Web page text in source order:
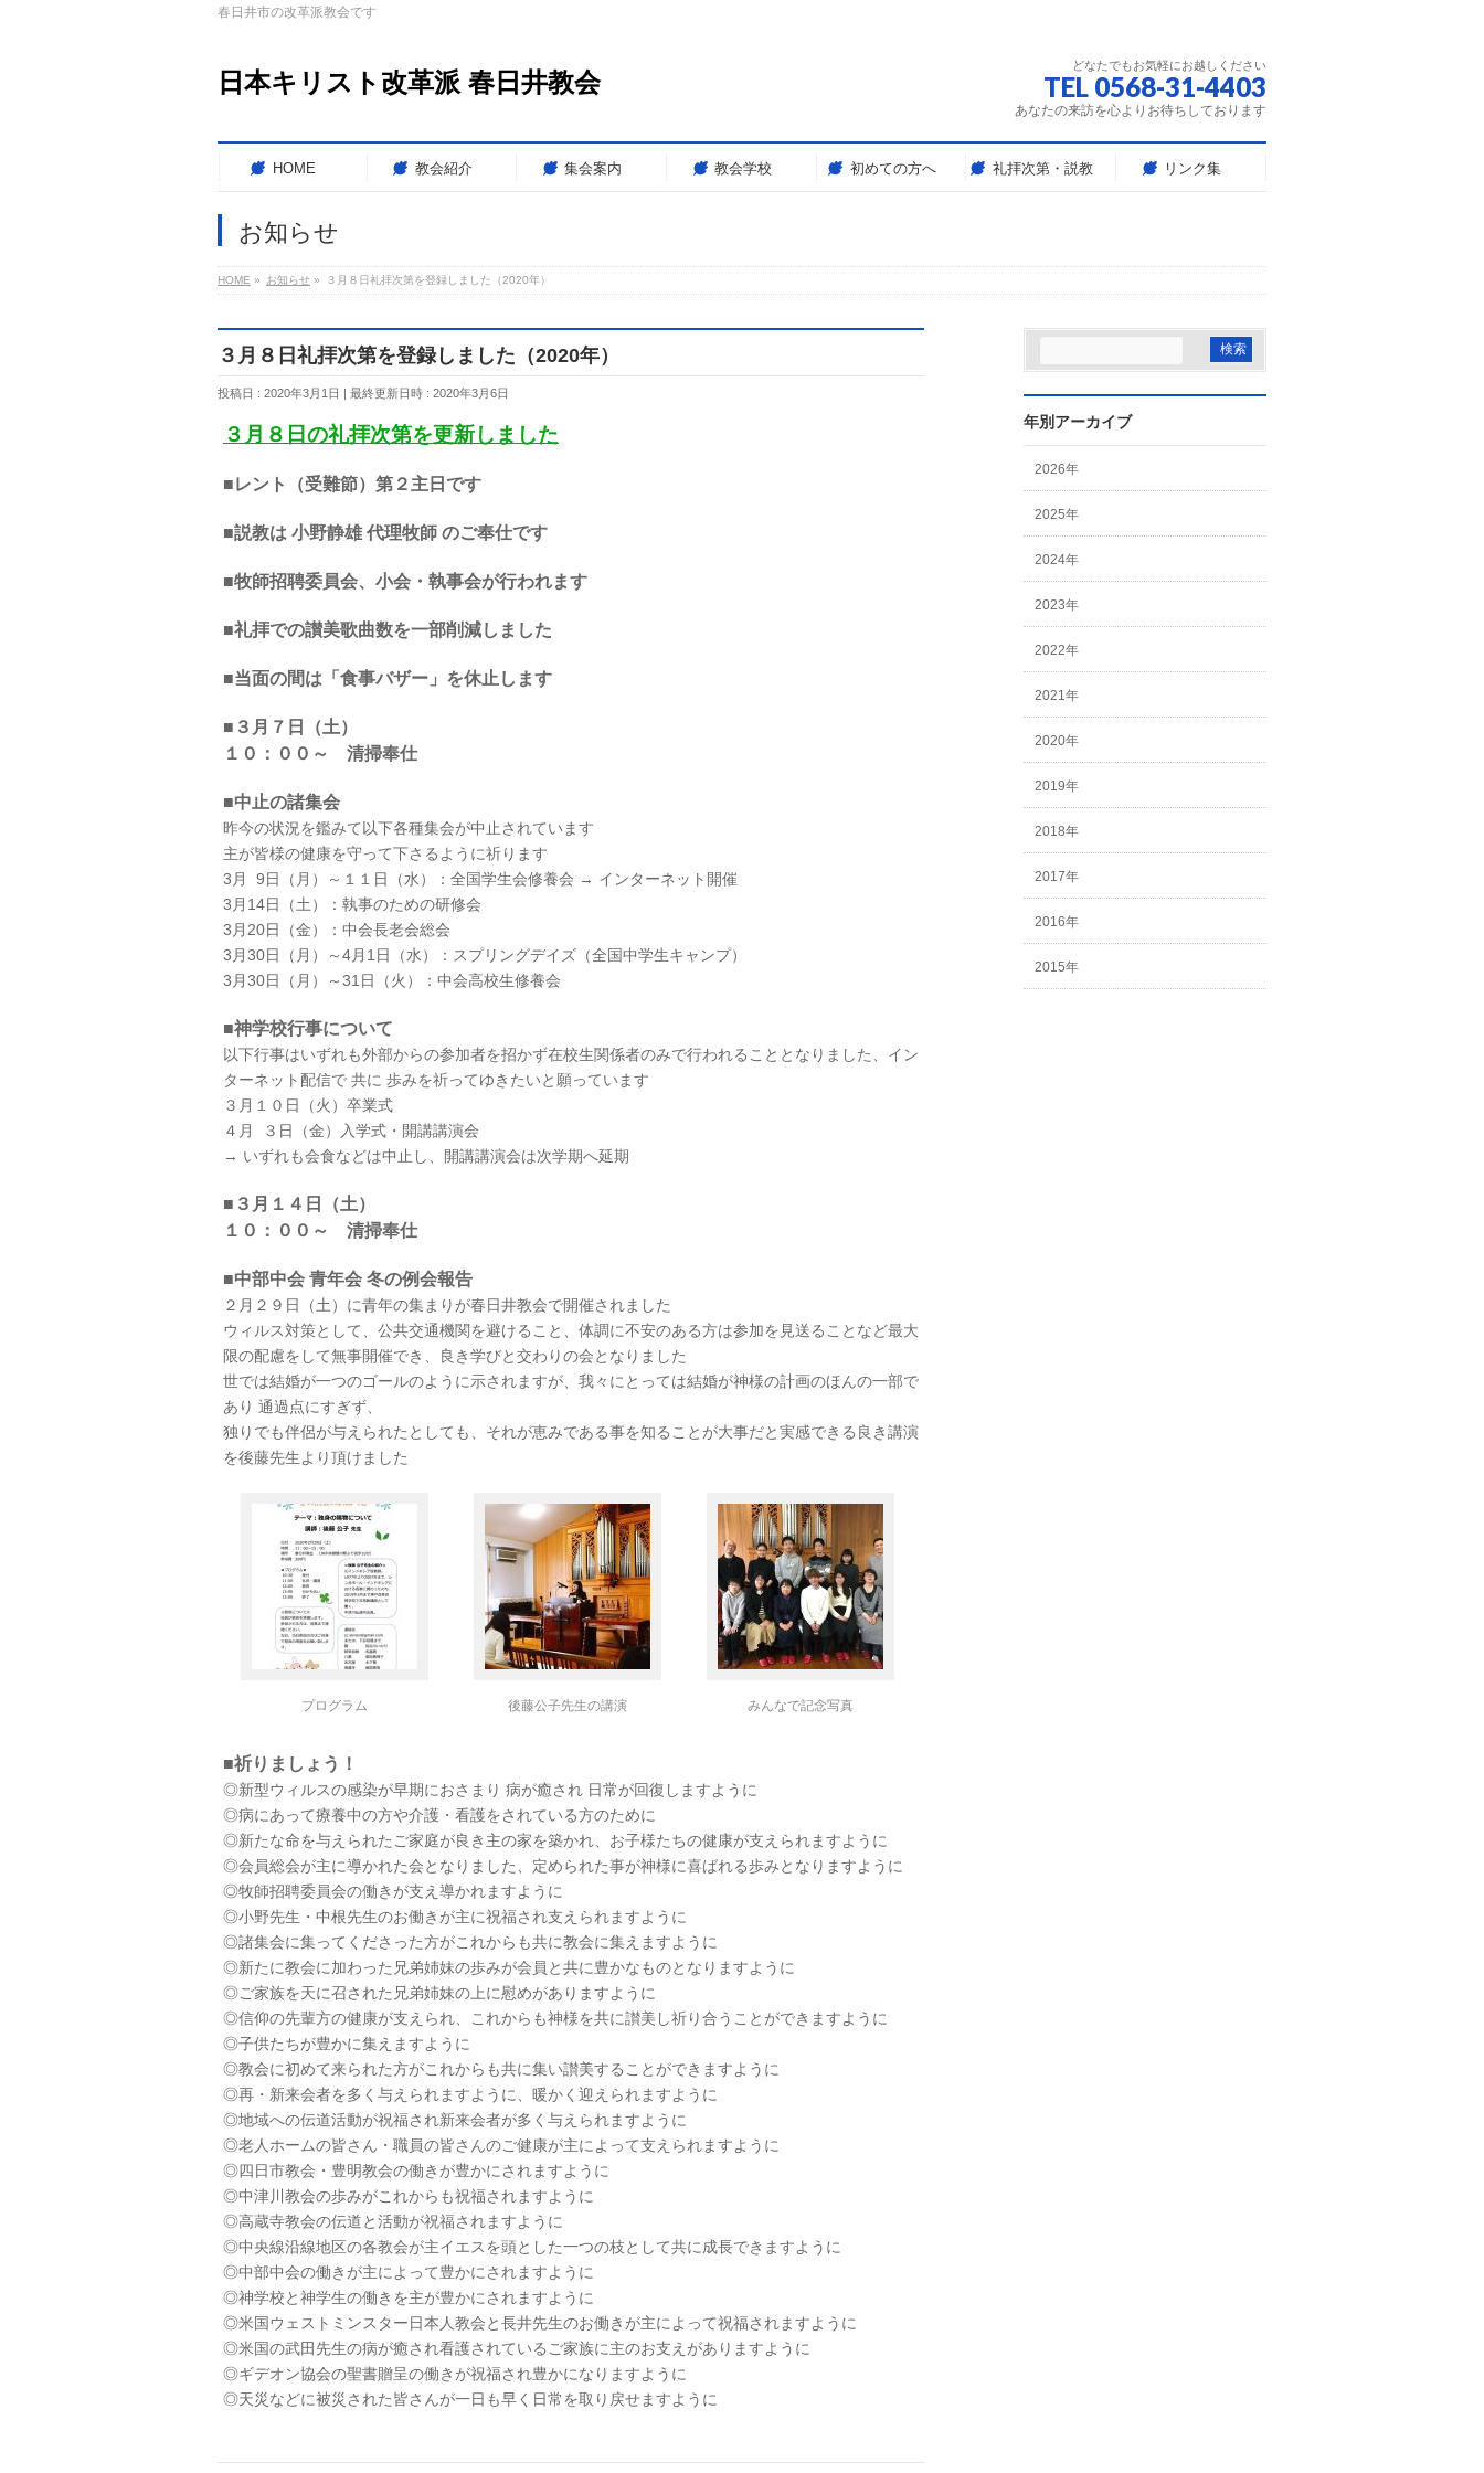
春日井市の改革派教会です
日本キリスト改革派 春日井教会
どなたでもお気軽にお越しください
TEL 0568-31-4403
あなたの来訪を心よりお待ちしております
HOME 教会紹介 集会案内 教会学校 初めての方へ 礼拝次第・説教 リンク集
お知らせ
HOME » お知らせ » ３月８日礼拝次第を登録しました（2020年）
３月８日礼拝次第を登録しました（2020年）
投稿日 : 2020年3月1日 最終更新日時 : 2020年3月6日
３月８日の礼拝次第を更新しました
■レント（受難節）第２主日です
■説教は 小野静雄 代理牧師 のご奉仕です
■牧師招聘委員会、小会・執事会が行われます
■礼拝での讃美歌曲数を一部削減しました
■当面の間は「食事バザー」を休止します
■３月７日（土）
１０：００～ 清掃奉仕
■中止の諸集会
昨今の状況を鑑みて以下各種集会が中止されています
主が皆様の健康を守って下さるように祈ります
3月 9日（月）～１１日（水）：全国学生会修養会 → インターネット開催
3月14日（土）：執事のための研修会
3月20日（金）：中会長老会総会
3月30日（月）～4月1日（水）：スプリングデイズ（全国中学生キャンプ）
3月30日（月）～31日（火）：中会高校生修養会
■神学校行事について
以下行事はいずれも外部からの参加者を招かず在校生関係者のみで行われることとなりました、イン
ターネット配信で 共に 歩みを祈ってゆきたいと願っています
３月１０日（火）卒業式
４月 ３日（金）入学式・開講講演会
→ いずれも会食などは中止し、開講講演会は次学期へ延期
■３月１４日（土）
１０：００～ 清掃奉仕
■中部中会 青年会 冬の例会報告
２月２９日（土）に青年の集まりが春日井教会で開催されました
ウィルス対策として、公共交通機関を避けること、体調に不安のある方は参加を見送ることなど最大
限の配慮をして無事開催でき、良き学びと交わりの会となりました
世では結婚が一つのゴールのように示されますが、我々にとっては結婚が神様の計画のほんの一部で
あり 通過点にすぎず、
独りでも伴侶が与えられたとしても、それが恵みである事を知ることが大事だと実感できる良き講演
を後藤先生より頂けました
プログラム 後藤公子先生の講演 みんなで記念写真
■祈りましょう！
◎新型ウィルスの感染が早期におさまり 病が癒され 日常が回復しますように
◎病にあって療養中の方や介護・看護をされている方のために
◎新たな命を与えられたご家庭が良き主の家を築かれ、お子様たちの健康が支えられますように
◎会員総会が主に導かれた会となりました、定められた事が神様に喜ばれる歩みとなりますように
◎牧師招聘委員会の働きが支え導かれますように
◎小野先生・中根先生のお働きが主に祝福され支えられますように
◎諸集会に集ってくださった方がこれからも共に教会に集えますように
◎新たに教会に加わった兄弟姉妹の歩みが会員と共に豊かなものとなりますように
◎ご家族を天に召された兄弟姉妹の上に慰めがありますように
◎信仰の先輩方の健康が支えられ、これからも神様を共に讃美し祈り合うことができますように
◎子供たちが豊かに集えますように
◎教会に初めて来られた方がこれからも共に集い讃美することができますように
◎再・新来会者を多く与えられますように、暖かく迎えられますように
◎地域への伝道活動が祝福され新来会者が多く与えられますように
◎老人ホームの皆さん・職員の皆さんのご健康が主によって支えられますように
◎四日市教会・豊明教会の働きが豊かにされますように
◎中津川教会の歩みがこれからも祝福されますように
◎高蔵寺教会の伝道と活動が祝福されますように
◎中央線沿線地区の各教会が主イエスを頭とした一つの枝として共に成長できますように
◎中部中会の働きが主によって豊かにされますように
◎神学校と神学生の働きを主が豊かにされますように
◎米国ウェストミンスター日本人教会と長井先生のお働きが主によって祝福されますように
◎米国の武田先生の病が癒され看護されているご家族に主のお支えがありますように
◎ギデオン協会の聖書贈呈の働きが祝福され豊かになりますように
◎天災などに被災された皆さんが一日も早く日常を取り戻せますように
年別アーカイブ
2026年
2025年
2024年
2023年
2022年
2021年
2020年
2019年
2018年
2017年
2016年
2015年